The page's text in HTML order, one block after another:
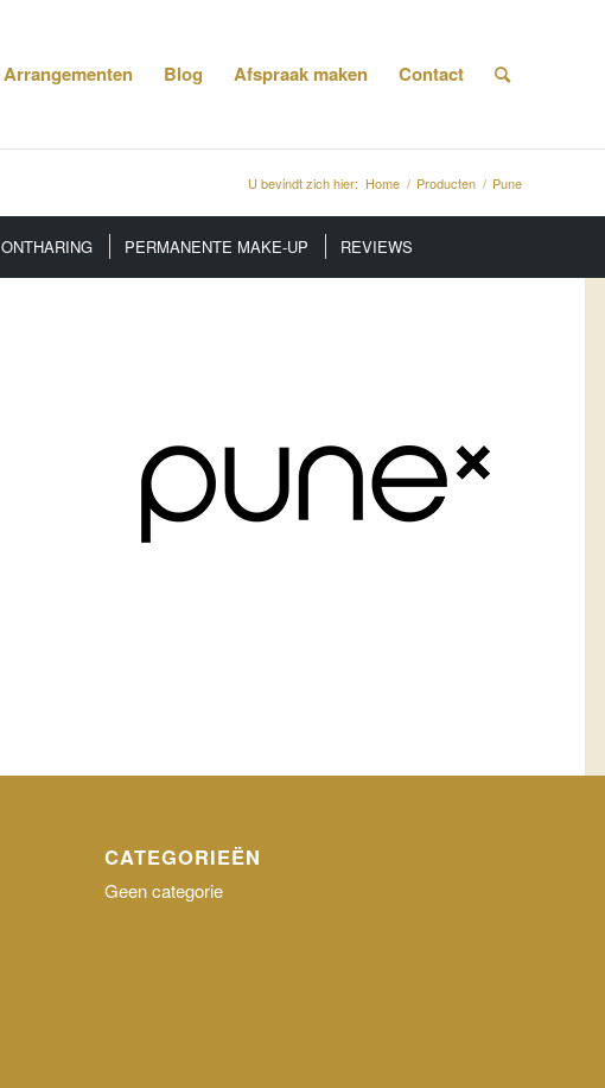
Arrangementen Blog Afspraak maken Contact
U bevindt zich hier: Home / Producten / Pune
ONTHARING PERMANENTE MAKE-UP REVIEWS
CATEGORIEËN
Geen categorie